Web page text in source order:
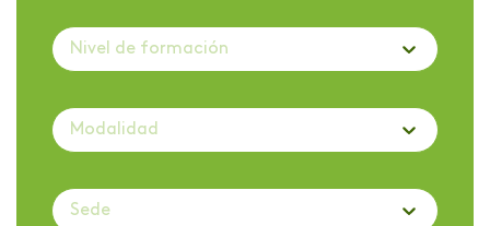
Nivel de formación
Modalidad
Sede